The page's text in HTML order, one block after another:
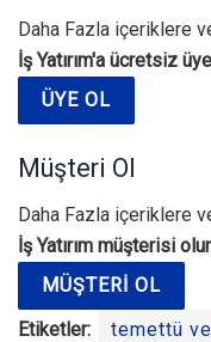
Daha Fazla içeriklere
İş Yatırım'a ücretsiz
ÜYE OL
Müşteri Ol
Daha Fazla içeriklere
İş Yatırım müşterisi
MÜŞTERI OL
Etiketler:
temettü